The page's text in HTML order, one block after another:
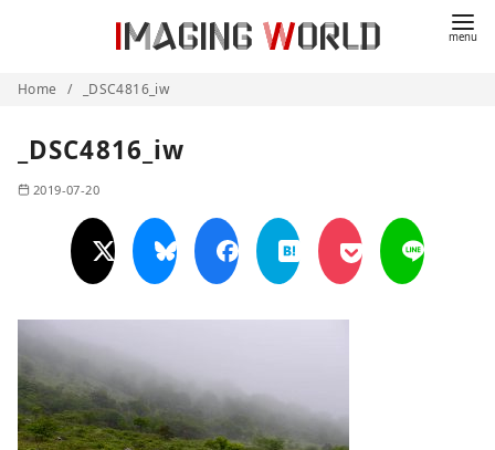
Home _DSC4816_iw
_DSC4816_iw
2019-07-20